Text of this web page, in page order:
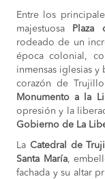
Entre los
majestuosa
Plaza
rodeado de un
época colonial,
inmensas iglesias y
corazón de
Monumento a la
opresión y la
Gobierno de La
La Catedral de
Santa María,
fachada y su altar